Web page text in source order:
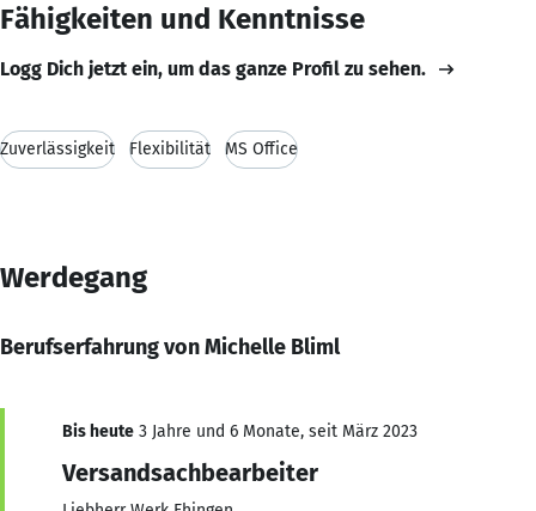
Fähigkeiten und Kenntnisse
Logg Dich jetzt ein, um das ganze Profil zu sehen.
Zuverlässigkeit Flexibilität MS Office
Werdegang
Berufserfahrung von Michelle Bliml
Bis heute 3 Jahre und 6 Monate, seit März 2023
Versandsachbearbeiter